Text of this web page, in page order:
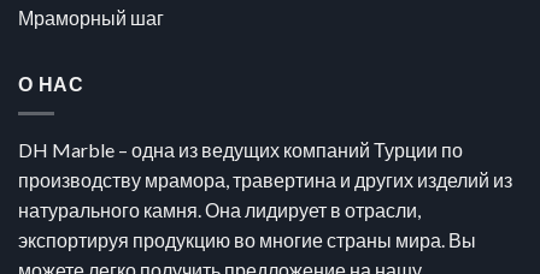
Мраморный шаг
О НАС
DH Marble – одна из ведущих компаний Турции по
производству мрамора, травертина и других изделий из
натурального камня. Она лидирует в отрасли,
экспортируя продукцию во многие страны мира. Вы
можете легко получить предложение на нашу